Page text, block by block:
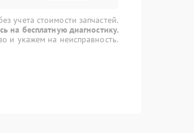
учета стоимости запчастей.
на бесплатную диагностику.
и укажем на неисправность.